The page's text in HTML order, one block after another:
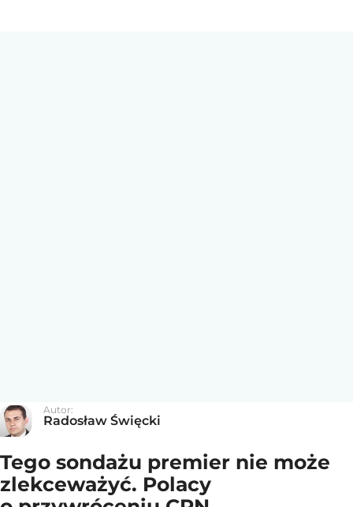
Autor:
Radosław Święcki
Tego sondażu premier nie może
zlekceważyć. Polacy